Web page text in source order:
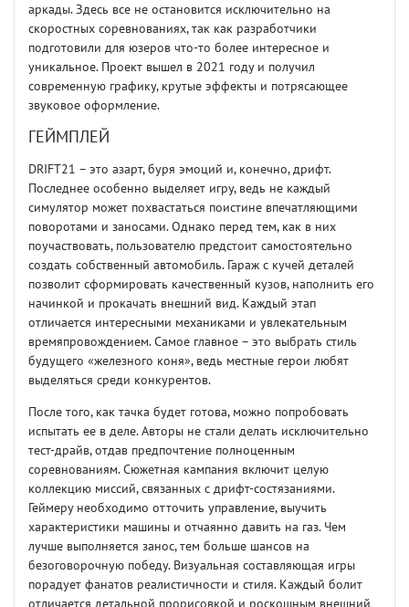
аркады. Здесь все не остановится исключительно на
скоростных соревнованиях, так как разработчики
подготовили для юзеров что-то более интересное и
уникальное. Проект вышел в 2021 году и получил
современную графику, крутые эффекты и потрясающее
звуковое оформление.
ГЕЙМПЛЕЙ
DRIFT21 – это азарт, буря эмоций и, конечно, дрифт.
Последнее особенно выделяет игру, ведь не каждый
симулятор может похвастаться поистине впечатляющими
поворотами и заносами. Однако перед тем, как в них
поучаствовать, пользователю предстоит самостоятельно
создать собственный автомобиль. Гараж с кучей деталей
позволит сформировать качественный кузов, наполнить его
начинкой и прокачать внешний вид. Каждый этап
отличается интересными механиками и увлекательным
времяпровождением. Самое главное – это выбрать стиль
будущего «железного коня», ведь местные герои любят
выделяться среди конкурентов.
После того, как тачка будет готова, можно попробовать
испытать ее в деле. Авторы не стали делать исключительно
тест-драйв, отдав предпочтение полноценным
соревнованиям. Сюжетная кампания включит целую
коллекцию миссий, связанных с дрифт-состязаниями.
Геймеру необходимо отточить управление, выучить
характеристики машины и отчаянно давить на газ. Чем
лучше выполняется занос, тем больше шансов на
безоговорочную победу. Визуальная составляющая игры
порадует фанатов реалистичности и стиля. Каждый болит